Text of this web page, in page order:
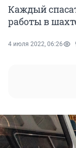
Каждый
работы в
4 июля 2022, 06:26